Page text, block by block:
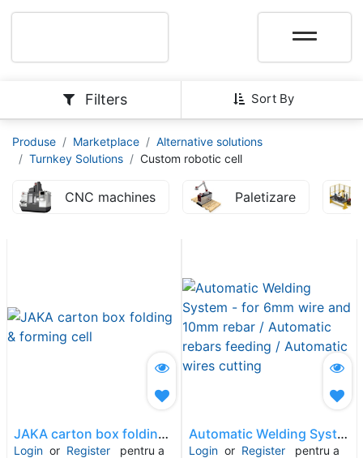
Sort By
Filters
Produse Marketplace
Alternative solutions
Turnkey Solutions
Custom robotic cell
CNC machines Paletizare
JAKA carton box folding & forming cell
Loginor Register
pentru a
Automatic Welding System - for 6mm wire and 10mm rebar / Automatic rebars feeding / Automatic wires cutting
Login or Register
pentru a